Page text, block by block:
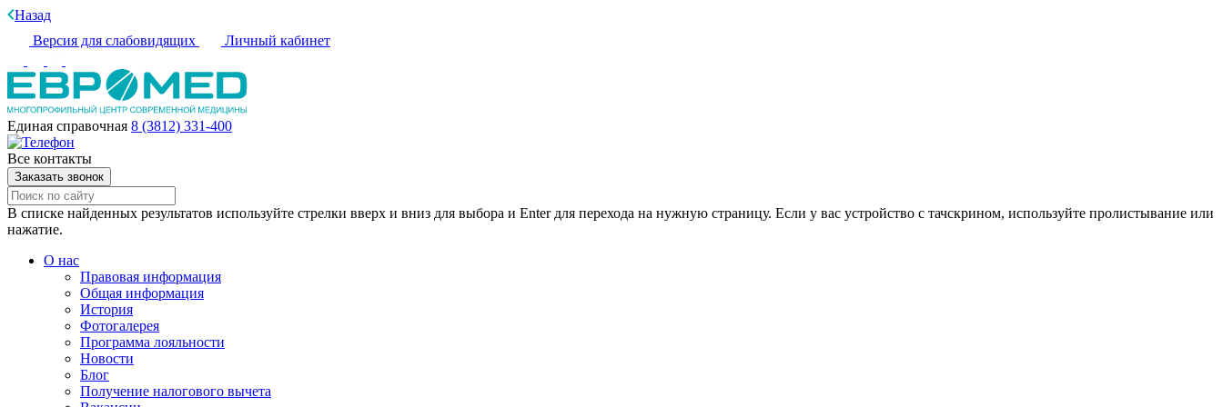
Назад
Версия для слабовидящих
Личный кабинет
Единая справочная 8 (3812) 331-400
Все контакты
Заказать звонок
В списке найденных результатов используйте стрелки вверх и вниз для выбора и Enter для перехода на нужную страницу. Если у вас устройство с тачскрином, используйте пролистывание или
нажатие.
О нас
Правовая информация
Общая информация
История
Фотогалерея
Программа лояльности
Новости
Блог
Получение налогового вычета